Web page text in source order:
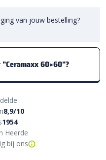
van jouw bestelling?
60×60"?
8,9/10
1954
Heerde
bij ons